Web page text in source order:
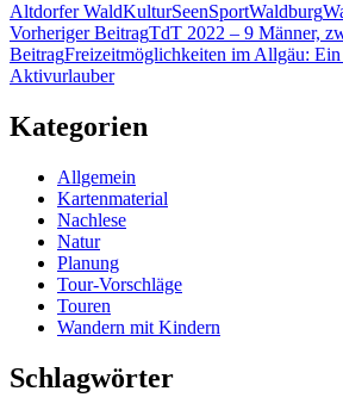
Altdorfer WaldKulturSeenSportWaldburg
Beitragsnavigation
Vorheriger BeitragTdT 2022 – 9 Männer,
BeitragFreizeitmöglichkeiten im Allgäu:
Aktivurlauber
Kategorien
Allgemein
Kartenmaterial
Nachlese
Natur
Planung
Tour-Vorschläge
Touren
Wandern mit Kindern
Schlagwörter